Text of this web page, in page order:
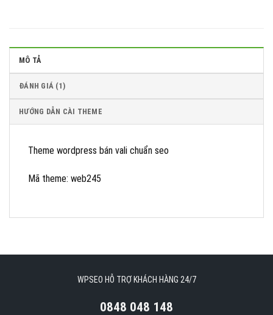
MÔ TẢ
ĐÁNH GIÁ (1)
HƯỚNG DẪN CÀI THEME
Theme wordpress bán vali chuẩn seo
Mã theme: web245
WPSEO HỖ TRỢ KHÁCH HÀNG 24/7
0848 048 148